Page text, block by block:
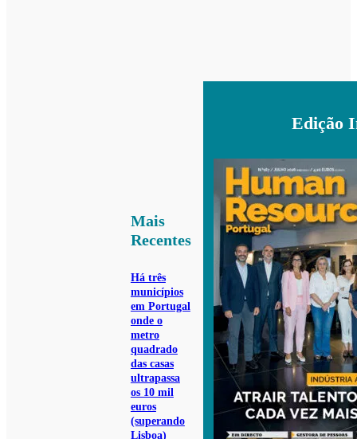
Mais
Recentes
Há três
municípios
em Portugal
onde o
metro
quadrado
das casas
ultrapassa
os 10 mil
euros
(superando
Lisboa)
Edição